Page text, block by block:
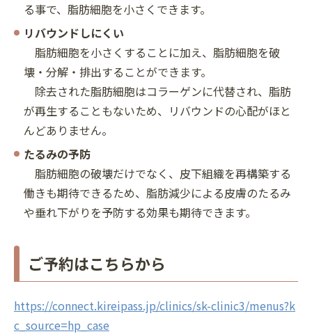
る事で、脂肪細胞を小さくできます。
リバウンドしにくい
脂肪細胞を小さくすることに加え、脂肪細胞を破
壊・分解・排出することができます。
除去された脂肪細胞はコラーゲンに代替され、脂肪
が再生することもないため、リバウンドの心配がほと
んどありません。
たるみの予防
脂肪細胞の破壊だけでなく、皮下組織を再構築する
働きも期待できるため、脂肪減少による皮膚のたるみ
や垂れ下がりを予防する効果も期待できます。
ご予約はこちらから
https://connect.kireipass.jp/clinics/sk-clinic3/menus?k
c_source=hp_case